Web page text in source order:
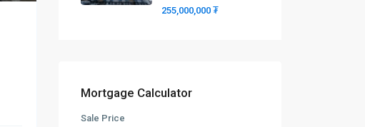
255,000,000 ₮
Mortgage Calculator
Sale Price